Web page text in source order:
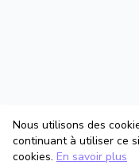
Nous utilisons des
continuant à utiliser ce
cookies. En savoir plus